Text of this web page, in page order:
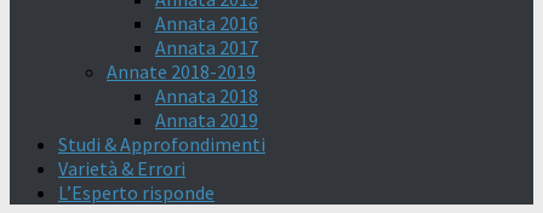
Annata 2016
Annata 2017
Annate 2018-2019
Annata 2018
Annata 2019
Studi & Approfondimenti
Varietà & Errori
L’Esperto risponde